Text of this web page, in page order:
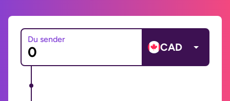
Du sender
CAD